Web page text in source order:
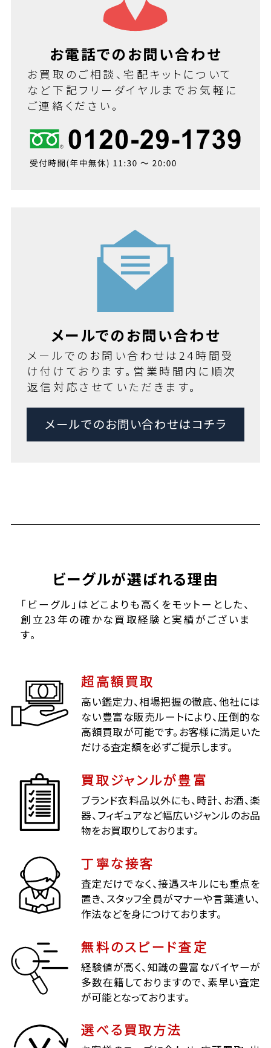
お電話でのお問い合わせ
お買取のご相談、宅配キットについて
など下記フリーダイヤルまでお気軽に
ご連絡ください。
メールでのお問い合わせ
メールでのお問い合わせは24時間受
け付けております。営業時間内に順次
返信対応させていただきます。
メールでのお問い合わせはコチラ
ビーグルが選ばれる理由
「ビーグル」はどこよりも高くをモットーとした、
創立23年の確かな買取経験と実績がございま
す。
超高額買取
高い鑑定力、相場把握の徹底、他社には
ない豊富な販売ルートにより、圧倒的な
高額買取が可能です。お客様に満足いた
だける査定額を必ずご提示します。
買取ジャンルが豊富
ブランド衣料品以外にも、時計、お酒、楽
器、フィギュアなど幅広いジャンルのお品
物をお買取りしております。
丁寧な接客
査定だけでなく、接遇スキルにも重点を
置き、スタッフ全員がマナーや言葉遣い、
作法などを身につけております。
無料のスピード査定
経験値が高く、知識の豊富なバイヤーが
多数在籍しておりますので、素早い査定
が可能となっております。
選べる買取方法